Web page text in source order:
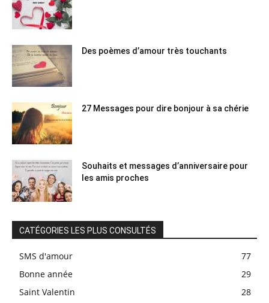
Des poèmes d’amour très touchants
27 Messages pour dire bonjour à sa chérie
Souhaits et messages d’anniversaire pour
les amis proches
CATÉGORIES LES PLUS CONSULTÉS
SMS d'amour
77
Bonne année
29
Saint Valentin
28